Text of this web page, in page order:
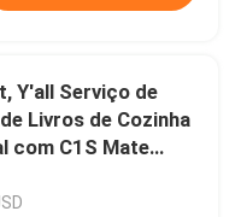
Y'all Serviço de
Livros de Cozinha
com C1S Mate
e 4C Páginas